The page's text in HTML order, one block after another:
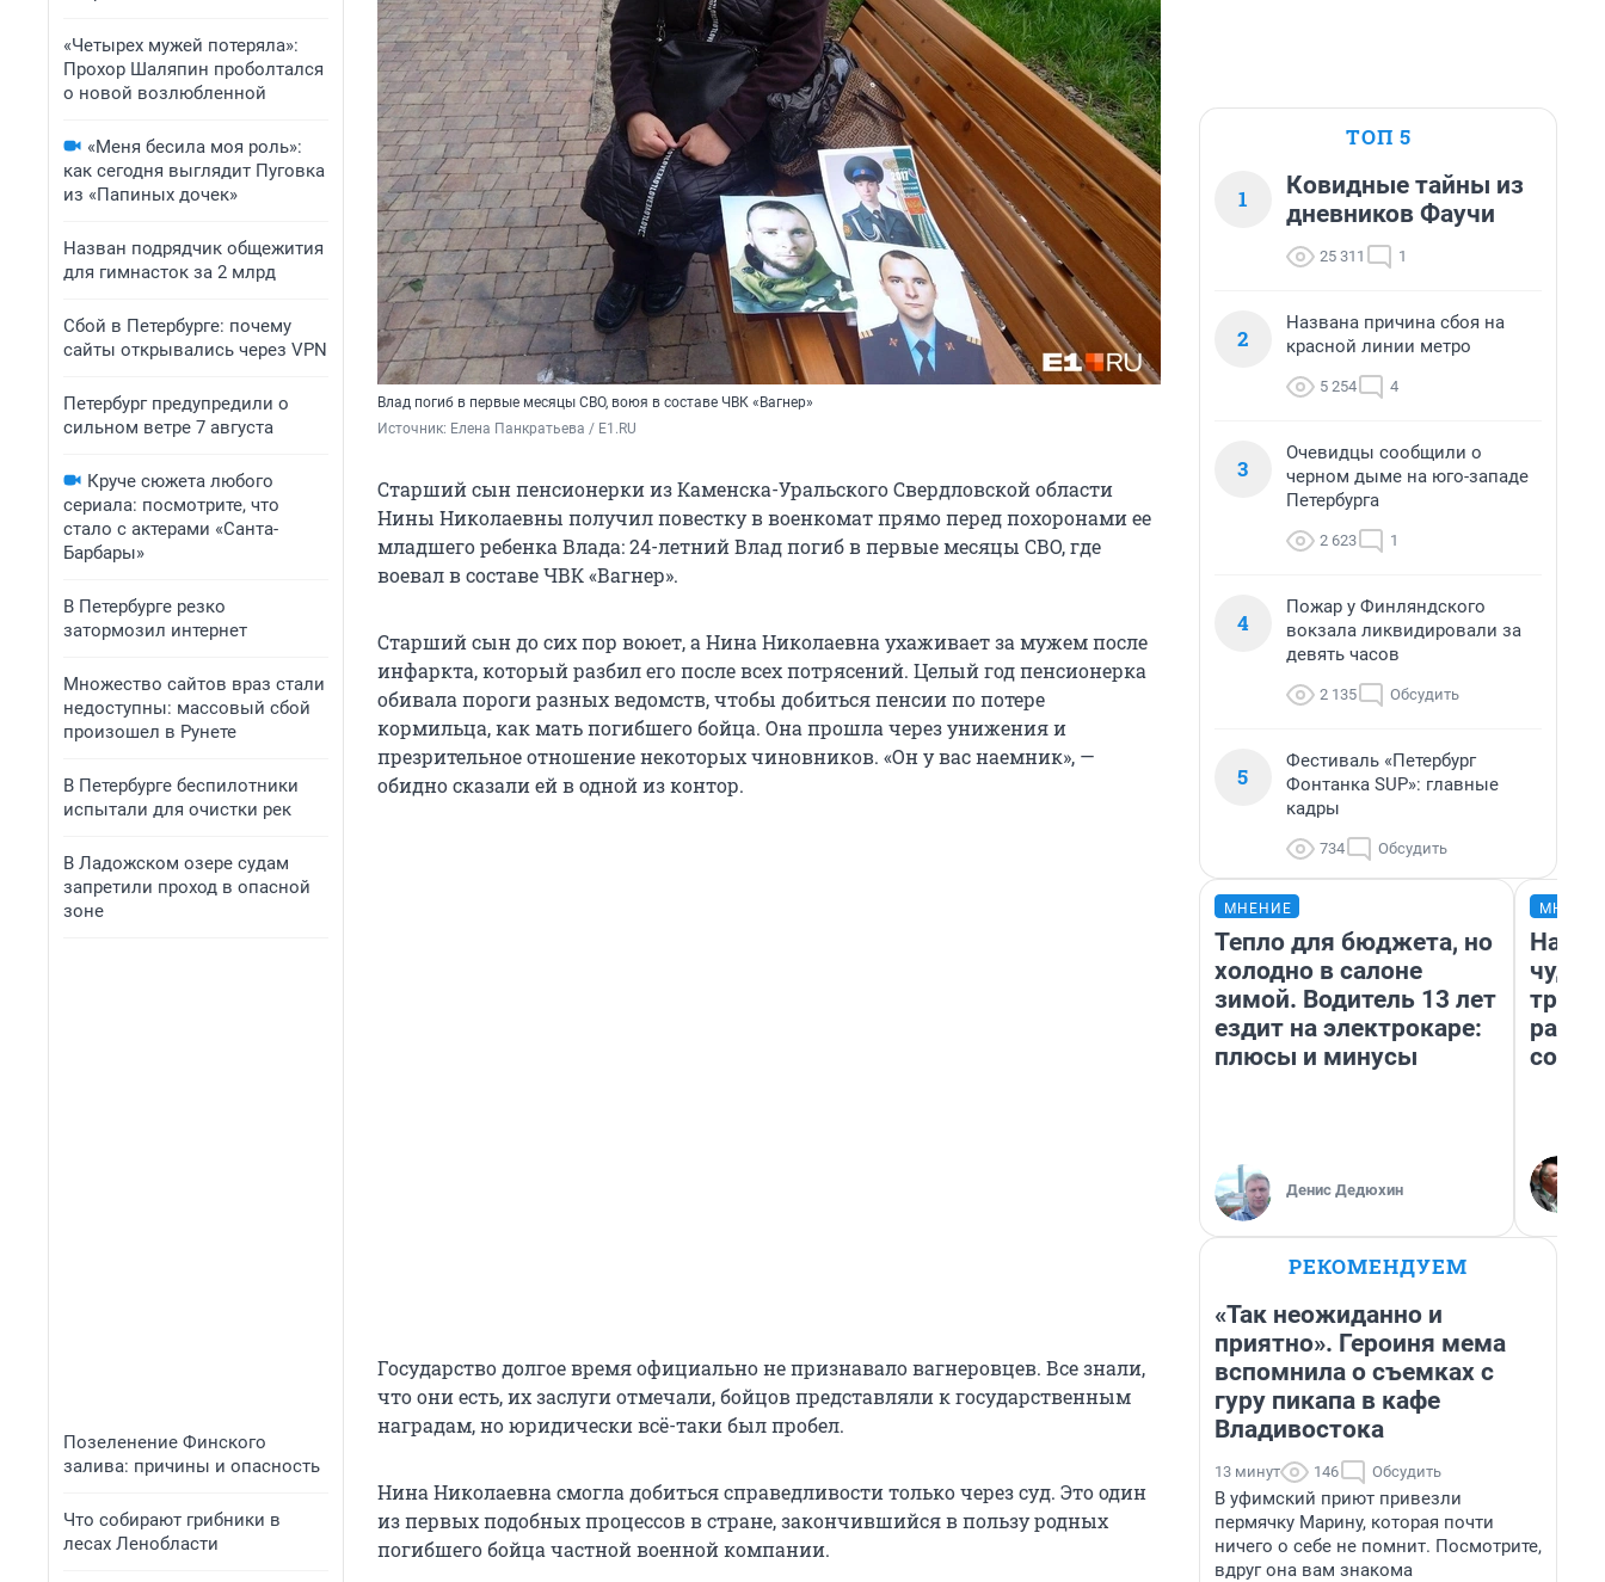
«Четырех мужей потеряла»:
Прохор Шаляпин проболтался
о новой возлюбленной
«Меня бесила моя роль»:
как сегодня выглядит Пуговка
из «Папиных дочек»
Назван подрядчик общежития
для гимнасток за 2 млрд
Сбой в Петербурге: почему
сайты открывались через VPN
Петербург предупредили о
сильном ветре 7 августа
Круче сюжета любого
сериала: посмотрите, что
стало с актерами «Санта-
Барбары»
В Петербурге резко
затормозил интернет
Множество сайтов враз стали
недоступны: массовый сбой
произошел в Рунете
В Петербурге беспилотники
испытали для очистки рек
В Ладожском озере судам
запретили проход в опасной
зоне
Позеленение Финского
залива: причины и опасность
Что собирают грибники в
лесах Ленобласти
Влад погиб в первые месяцы СВО, воюя в составе ЧВК «Вагнер»
Источник: Елена Панкратьева / E1.RU
Старший сын пенсионерки из Каменска-Уральского Свердловской области
Нины Николаевны получил повестку в военкомат прямо перед похоронами ее
младшего ребенка Влада: 24-летний Влад погиб в первые месяцы СВО, где
воевал в составе ЧВК «Вагнер».
Старший сын до сих пор воюет, а Нина Николаевна ухаживает за мужем после
инфаркта, который разбил его после всех потрясений. Целый год пенсионерка
обивала пороги разных ведомств, чтобы добиться пенсии по потере
кормильца, как мать погибшего бойца. Она прошла через унижения и
презрительное отношение некоторых чиновников. «Он у вас наемник», —
обидно сказали ей в одной из контор.
Государство долгое время официально не признавало вагнеровцев. Все знали,
что они есть, их заслуги отмечали, бойцов представляли к государственным
наградам, но юридически всё-таки был пробел.
Нина Николаевна смогла добиться справедливости только через суд. Это один
из первых подобных процессов в стране, закончившийся в пользу родных
погибшего бойца частной военной компании.
ТОП 5
1
Ковидные тайны из
дневников Фаучи
25 311 1
2
Названа причина сбоя на
красной линии метро
5 254 4
3
Очевидцы сообщили о
черном дыме на юго-западе
Петербурга
2 623 1
4
Пожар у Финляндского
вокзала ликвидировали за
девять часов
2 135 Обсудить
5
Фестиваль «Петербург
Фонтанка SUP»: главные
кадры
734 Обсудить
МНЕНИЕ
Тепло для бюджета, но
холодно в салоне
зимой. Водитель 13 лет
ездит на электрокаре:
плюсы и минусы
Денис Дедюхин
РЕКОМЕНДУЕМ
«Так неожиданно и
приятно». Героиня мема
вспомнила о съемках с
гуру пикапа в кафе
Владивостока
13 минут 146 Обсудить
В уфимский приют привезли
пермячку Марину, которая почти
ничего о себе не помнит. Посмотрите,
вдруг она вам знакома